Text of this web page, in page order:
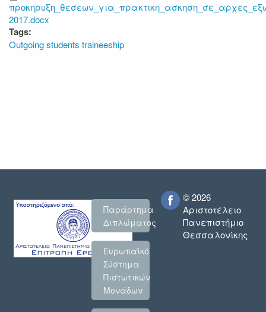
2017.docx
Tags:
Outgoing students traineeship
Παράρτημα
Διπλώματος
Ευρωπαϊκό
Σύστημα
Πιστωτικών
Μονάδων
© 2026
Αριστοτέλειο
Πανεπιστήμιο
Θεσσαλονίκης